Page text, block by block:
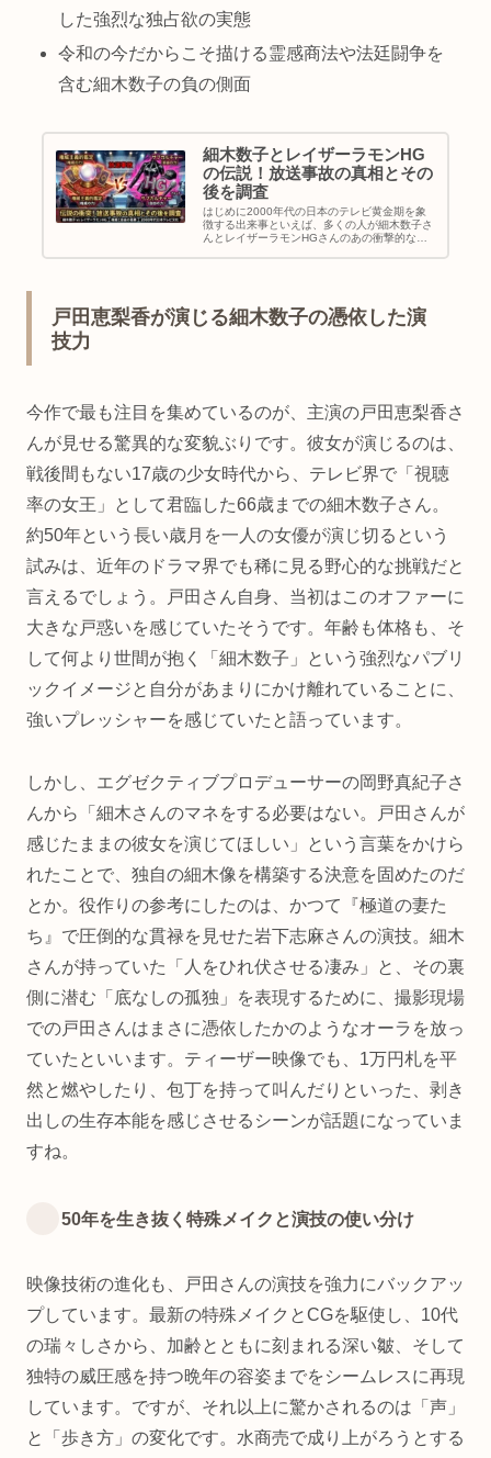
した強烈な独占欲の実態
令和の今だからこそ描ける霊感商法や法廷闘争を
含む細木数子の負の側面
細木数子とレイザーラモンHG
の伝説！放送事故の真相とその
後を調査
はじめに2000年代の日本のテレビ黄金期を象
徴する出来事といえば、多くの人が細木数子さ
んとレイザーラモンHGさんのあの衝撃的な激
戸田恵梨香が演じる細木数子の憑依した演
技力
今作で最も注目を集めているのが、主演の戸田恵梨香さ
んが見せる驚異的な変貌ぶりです。彼女が演じるのは、
戦後間もない17歳の少女時代から、テレビ界で「視聴
率の女王」として君臨した66歳までの細木数子さん。
約50年という長い歳月を一人の女優が演じ切るという
試みは、近年のドラマ界でも稀に見る野心的な挑戦だと
言えるでしょう。戸田さん自身、当初はこのオファーに
大きな戸惑いを感じていたそうです。年齢も体格も、そ
して何より世間が抱く「細木数子」という強烈なパブリ
ックイメージと自分があまりにかけ離れていることに、
強いプレッシャーを感じていたと語っています。
しかし、エグゼクティブプロデューサーの岡野真紀子さ
んから「細木さんのマネをする必要はない。戸田さんが
感じたままの彼女を演じてほしい」という言葉をかけら
れたことで、独自の細木像を構築する決意を固めたのだ
とか。役作りの参考にしたのは、かつて『極道の妻た
ち』で圧倒的な貫禄を見せた岩下志麻さんの演技。細木
さんが持っていた「人をひれ伏させる凄み」と、その裏
側に潜む「底なしの孤独」を表現するために、撮影現場
での戸田さんはまさに憑依したかのようなオーラを放っ
ていたといいます。ティーザー映像でも、1万円札を平
然と燃やしたり、包丁を持って叫んだりといった、剥き
出しの生存本能を感じさせるシーンが話題になっていま
すね。
50年を生き抜く特殊メイクと演技の使い分け
映像技術の進化も、戸田さんの演技を強力にバックアッ
プしています。最新の特殊メイクとCGを駆使し、10代
の瑞々しさから、加齢とともに刻まれる深い皺、そして
独特の威圧感を持つ晩年の容姿までをシームレスに再現
しています。ですが、それ以上に驚かされるのは「声」
と「歩き方」の変化です。水商売で成り上がろうとする